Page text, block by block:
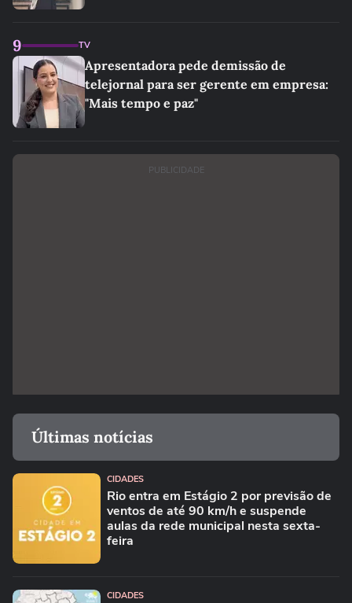
9 TV
Apresentadora pede demissão de
telejornal para ser gerente em empresa:
"Mais tempo e paz"
PUBLICIDADE
Últimas notícias
CIDADES
Rio entra em Estágio 2 por previsão de
ventos de até 90 km/h e suspende
aulas da rede municipal nesta sexta-
feira
CIDADES